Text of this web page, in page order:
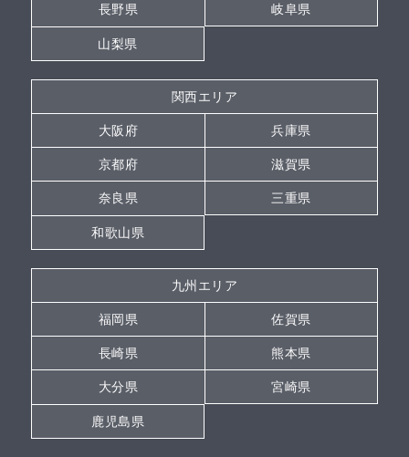
長野県 岐阜県
山梨県
関西エリア
大阪府 兵庫県
京都府 滋賀県
奈良県 三重県
和歌山県
九州エリア
福岡県 佐賀県
長崎県 熊本県
大分県 宮崎県
鹿児島県